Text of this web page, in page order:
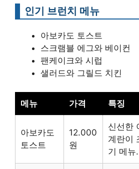
인기 브런치 메뉴
아보카도 토스트
스크램블 에그와 베이컨
팬케이크와 시럽
샐러드와 그릴드 치킨
메뉴 가격 특징
아보카도
토스트
12.000
원
신선한
계란이
기 메뉴.